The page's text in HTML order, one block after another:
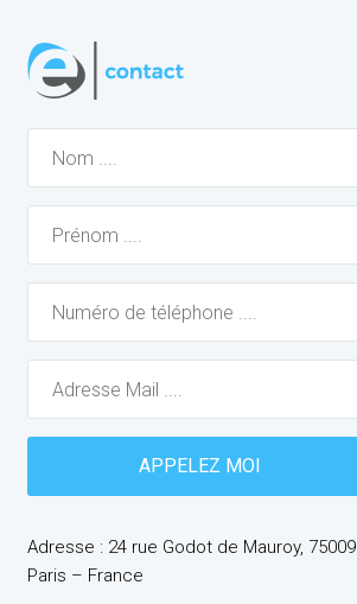
Adresse : 24 rue Godot de Mauroy, 75009
Paris – France